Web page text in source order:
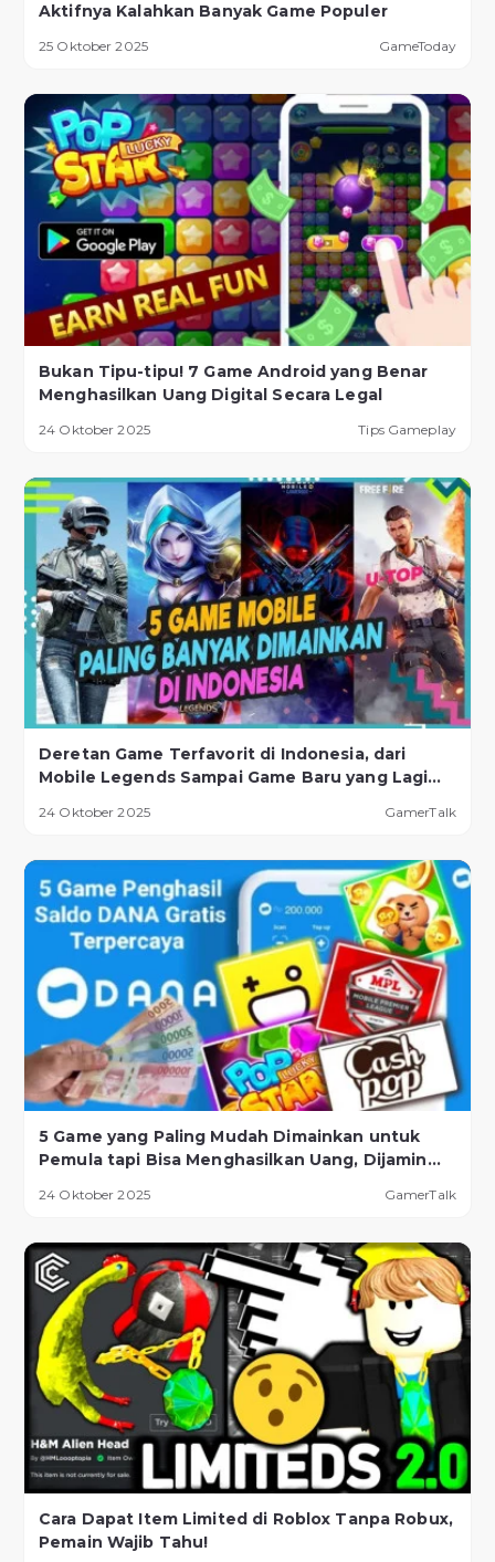
Aktifnya Kalahkan Banyak Game Populer
25 Oktober 2025 GameToday
Bukan Tipu-tipu! 7 Game Android yang Benar
Menghasilkan Uang Digital Secara Legal
24 Oktober 2025 Tips Gameplay
Deretan Game Terfavorit di Indonesia, dari
Mobile Legends Sampai Game Baru yang Lagi
24 Oktober 2025 GamerTalk
5 Game yang Paling Mudah Dimainkan untuk
Pemula tapi Bisa Menghasilkan Uang, Dijamin
24 Oktober 2025 GamerTalk
Cara Dapat Item Limited di Roblox Tanpa Robux,
Pemain Wajib Tahu!